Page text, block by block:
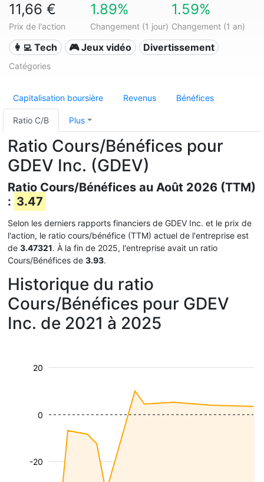
11,66 €
Prix de l'action
1.89%
Changement (1 jour)
1.59%
Changement (1 an)
👩‍💻 Tech 🎮 Jeux vidéo Divertissement
Catégories
Capitalisation boursière Revenus Bénéfices
Ratio C/B Plus
Ratio Cours/Bénéfices pour
GDEV Inc. (GDEV)
Ratio Cours/Bénéfices au Août 2026 (TTM)
: 3.47
Selon les derniers rapports financiers de GDEV Inc. et le prix de
l'action, le ratio cours/bénéfice (TTM) actuel de l'entreprise est
de 3.47321. À la fin de 2025, l'entreprise avait un ratio
Cours/Bénéfices de 3.93.
Historique du ratio
Cours/Bénéfices pour GDEV
Inc. de 2021 à 2025
-20
20
0